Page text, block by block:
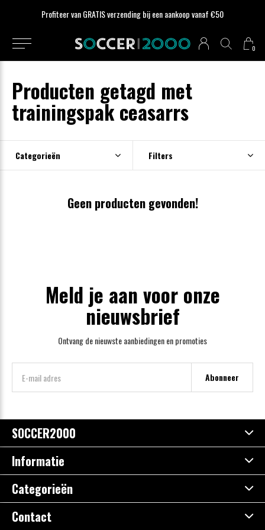
0
Profiteer van GRATIS verzending bij een aankoop vanaf €50
Producten getagd met
trainingspak ceasarrs
Categorieën Filters
Geen producten gevonden!
Meld je aan voor onze
nieuwsbrief
Ontvang de nieuwste aanbiedingen en promoties
Abonneer
SOCCER2000
Informatie
Categorieën
Contact